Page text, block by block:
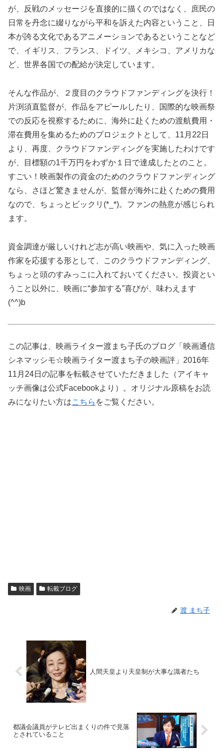
が、反戦のメッセージを直接的に描くのではなく、庶民の
日常を丹念に綴りながら平和を訴えた内容ということ、日
本が誇る文化であるアニメーションであるということなど
で、イギリス、フランス、ドイツ、メキシコ、アメリカな
ど、世界各国での配給が決定しています。
そんな作品が、２度目のクラウドファンディングを決行！
片渕須直監督が、作品をアピールしたり、国際的な映画祭
での反応を視察するために、海外に赴くための渡航費用・
滞在費用を集めるためのプロジェクトとして、11月22日
より、再度、クラウドファンディングを実施したわけです
が、目標額の1千万円をわずか１日で達成したとのこと。
すごい！映画製作の資金のためのクラウドファンディング
なら、さほど驚きませんが、監督が海外に赴くための費用
なので、ちょっとビックリ(*_*)。ファンの熱意が感じられ
ます。
資金調達が厳しいけれど志が高い映画や、気に入った映画
作家を応援する形として、このクラウドファンディング、
ちょっと頭のすみっこに入れておいてください。投資とい
うこと以外に、映画に“参加する”喜びが、味わえます
(^^)b
この記事は、映画ライター渡まち子氏のブログ「映画通信
シネマッシモ☆映画ライター渡まち子の映画評」2016年
11月24日の記事を転載させていただきました（アイキャ
ッチ画像は公式Facebookより）。オリジナル原稿をお読
みになりたい方はこちら をご覧ください。
映画 転載ブログ
渡 まち子
人間天皇より天皇制が大事な識者たち
都議会議員がテレビ出まくりの件で見落
とされていること